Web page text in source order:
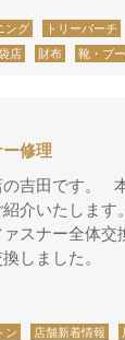
ング トリーバーチ
店 財布 靴・ブ
修理
吉田です。
介いたしま
スナー全体
しました。
ン 店舗新着情報